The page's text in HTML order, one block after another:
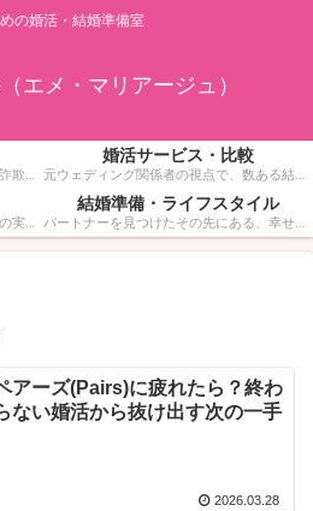
の婚活・結婚準備室
エメ・マリアージュ）
婚活疲れ、再婚への不安、アプリでの詐欺被害、金銭感覚の不一致など。誰にも相談できない婚活の深い悩みに寄り添い、具体的な解決策を提示します。一人で抱え込まず、リスクを回避しながら幸せなゴールを目指すための安全ガイドです。
婚活サービス・比較
元ウェディング関係者の視点で、数ある結婚相談所やマッチングアプリの中から「30代・40代が本当に成果を出せるサービス」だけを厳選してレビュー。成婚率、料金の透明性、サポートの質などを徹底比較し、あなたに最適な”戦う場所”選びをサポートします。
「なぜか選ばれない」を脱却するための実践的ノウハウ集。お見合いでの服装・マナーから、相手の心を開く会話術、成婚できるマインドセットまで。若さだけではない、大人の品格と魅力を武器にして「次につながる」婚活を実現しましょう。
結婚準備・ライフスタイル
パートナーを見つけたその先にある、幸せな未来のために。フォトウェディング（ナシ婚）のスタジオ選びや、少人数結婚式の活用法、指輪選びなど、大人のカップルにふさわしい上質なライフスタイル情報を発信します。
アーズ(Pairs)に疲れたら？終わ
ない婚活から抜け出す次の一手
2026.03.28